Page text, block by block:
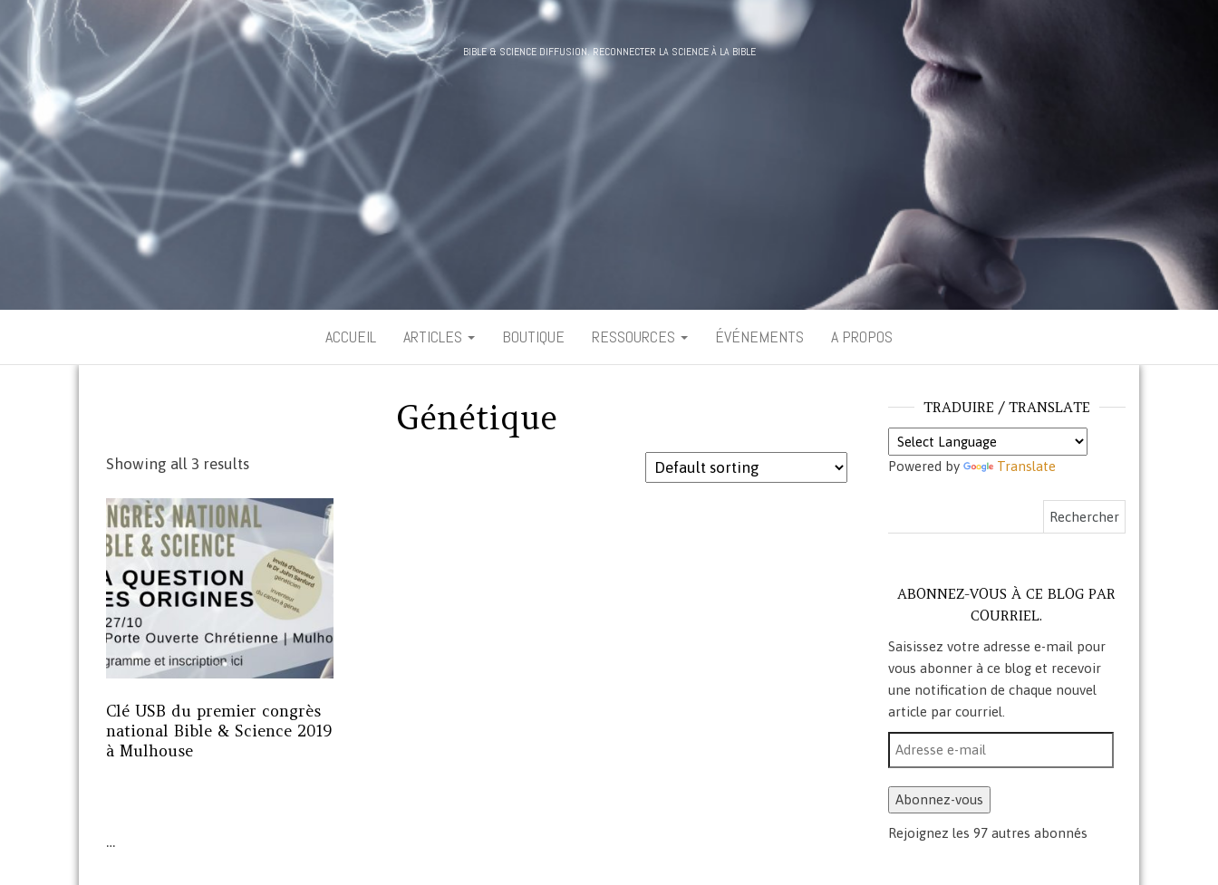
BIBLE & SCIENCE DIFFUSION. RECONNECTER LA SCIENCE À LA BIBLE
ACCUEIL ARTICLES BOUTIQUE RESSOURCES ÉVÉNEMENTS A PROPOS
Génétique
Showing all 3 results
Clé USB du premier congrès
national Bible & Science 2019
à Mulhouse
…
TRADUIRE / TRANSLATE
Powered by Translate
ABONNEZ-VOUS À CE BLOG PAR
COURRIEL.
Saisissez votre adresse e-mail pour
vous abonner à ce blog et recevoir
une notification de chaque nouvel
article par courriel.
Adresse e-mail
Abonnez-vous
Rejoignez les 97 autres abonnés